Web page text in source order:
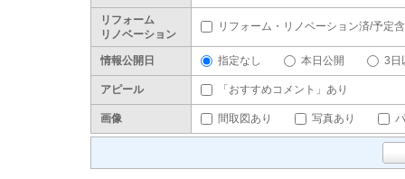
リフォーム
リノベーション
リフォーム・リノベーション済/予定
情報公開日 指定なし 本日公開 3日
アピール 「おすすめコメント」あり
画像 間取図あり 写真あり